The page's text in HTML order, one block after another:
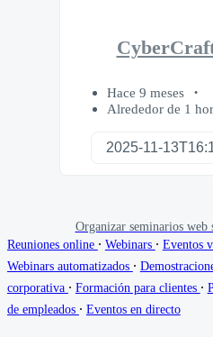
Hace 9 meses
Alrededor de 1
Organizar seminarios web
Reuniones online ∙ Webinars ∙ Eventos
Webinars automatizados ∙
corporativa ∙ Formación para clientes ∙
de empleados ∙ Eventos en directo